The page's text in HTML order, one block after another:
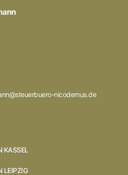
nicodemus.de
KASSEL
LEIPZIG